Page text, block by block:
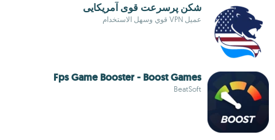
شکن پرسرعت قوی آمریکایی
عميل VPN قوي وسهل الاستخدام
Fps Game Booster - Boost Games
BeatSoft